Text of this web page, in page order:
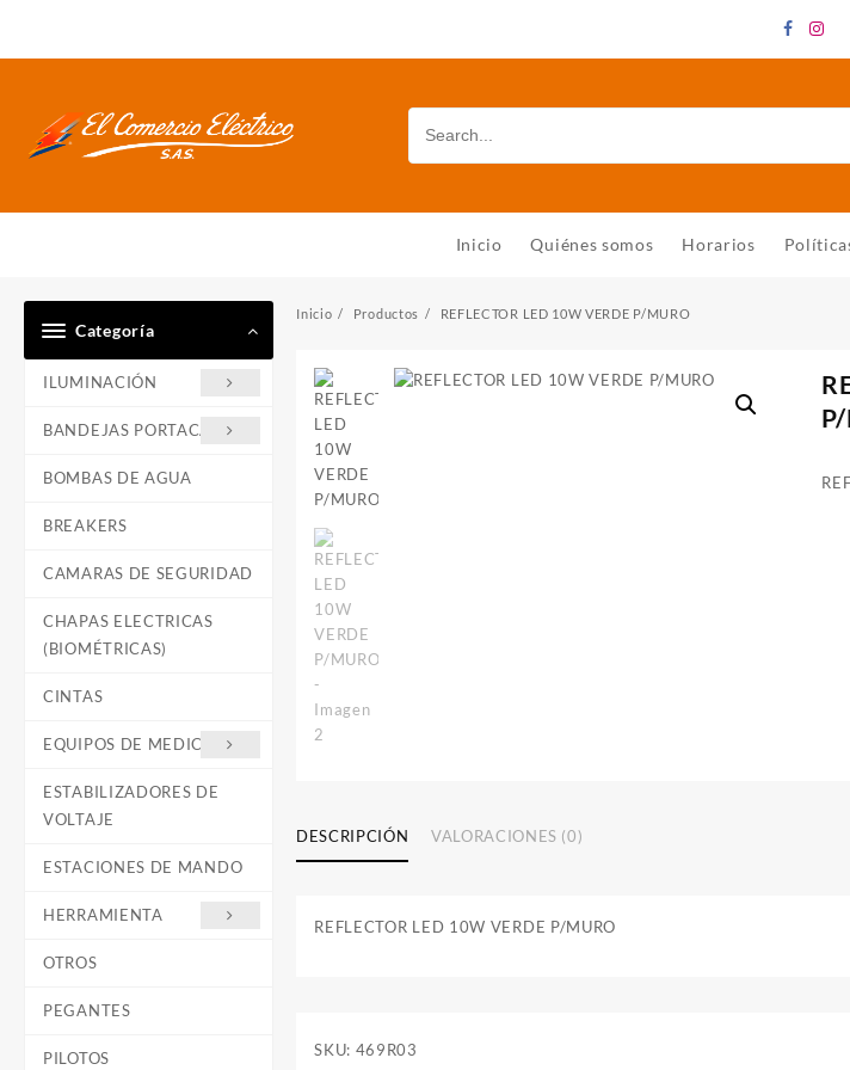
contenido
Inicio Quiénes somos Horarios
Categoría
ILUMINACIÓN
BANDEJAS PORTACABLE
BOMBAS DE AGUA
BREAKERS
CAMARAS DE SEGURIDAD
CHAPAS ELECTRICAS
(BIOMÉTRICAS)
CINTAS
EQUIPOS DE MEDICIÓN
ESTABILIZADORES DE
VOLTAJE
ESTACIONES DE MANDO
HERRAMIENTA
OTROS
PEGANTES
PILOTOS
Inicio Productos REFLECTOR LED 10W VERDE P/MURO
DESCRIPCIÓN VALORACIONES (0)
REFLECTOR LED 10W VERDE P/MURO
SKU: 469R03